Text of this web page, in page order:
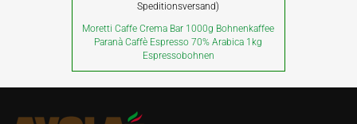
Speditionsversand)
Moretti Caffe Crema Bar 1000g Bohnenkaffee
Paranà Caffè Espresso 70% Arabica 1kg
Espressobohnen